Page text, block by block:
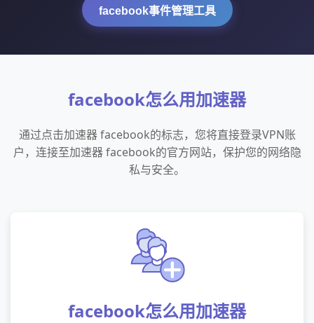
facebook事件管理工具
facebook怎么用加速器
通过点击加速器 facebook的标志，您将直接登录VPN账
户，连接至加速器 facebook的官方网站，保护您的网络隐
私与安全。
facebook怎么用加速器